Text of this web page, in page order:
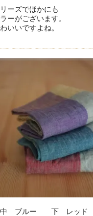
ーズでほかにも
がございます。
いいですよね。
ブルー 下 レッド